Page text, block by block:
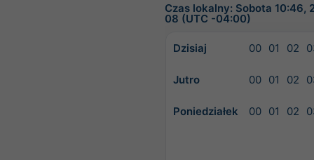
Czas lokalny: Sobota 10:46,
08 (UTC -04:00)
Dzisiaj 00 01 02
Jutro 00 01 02
Poniedziałek 00 01 02